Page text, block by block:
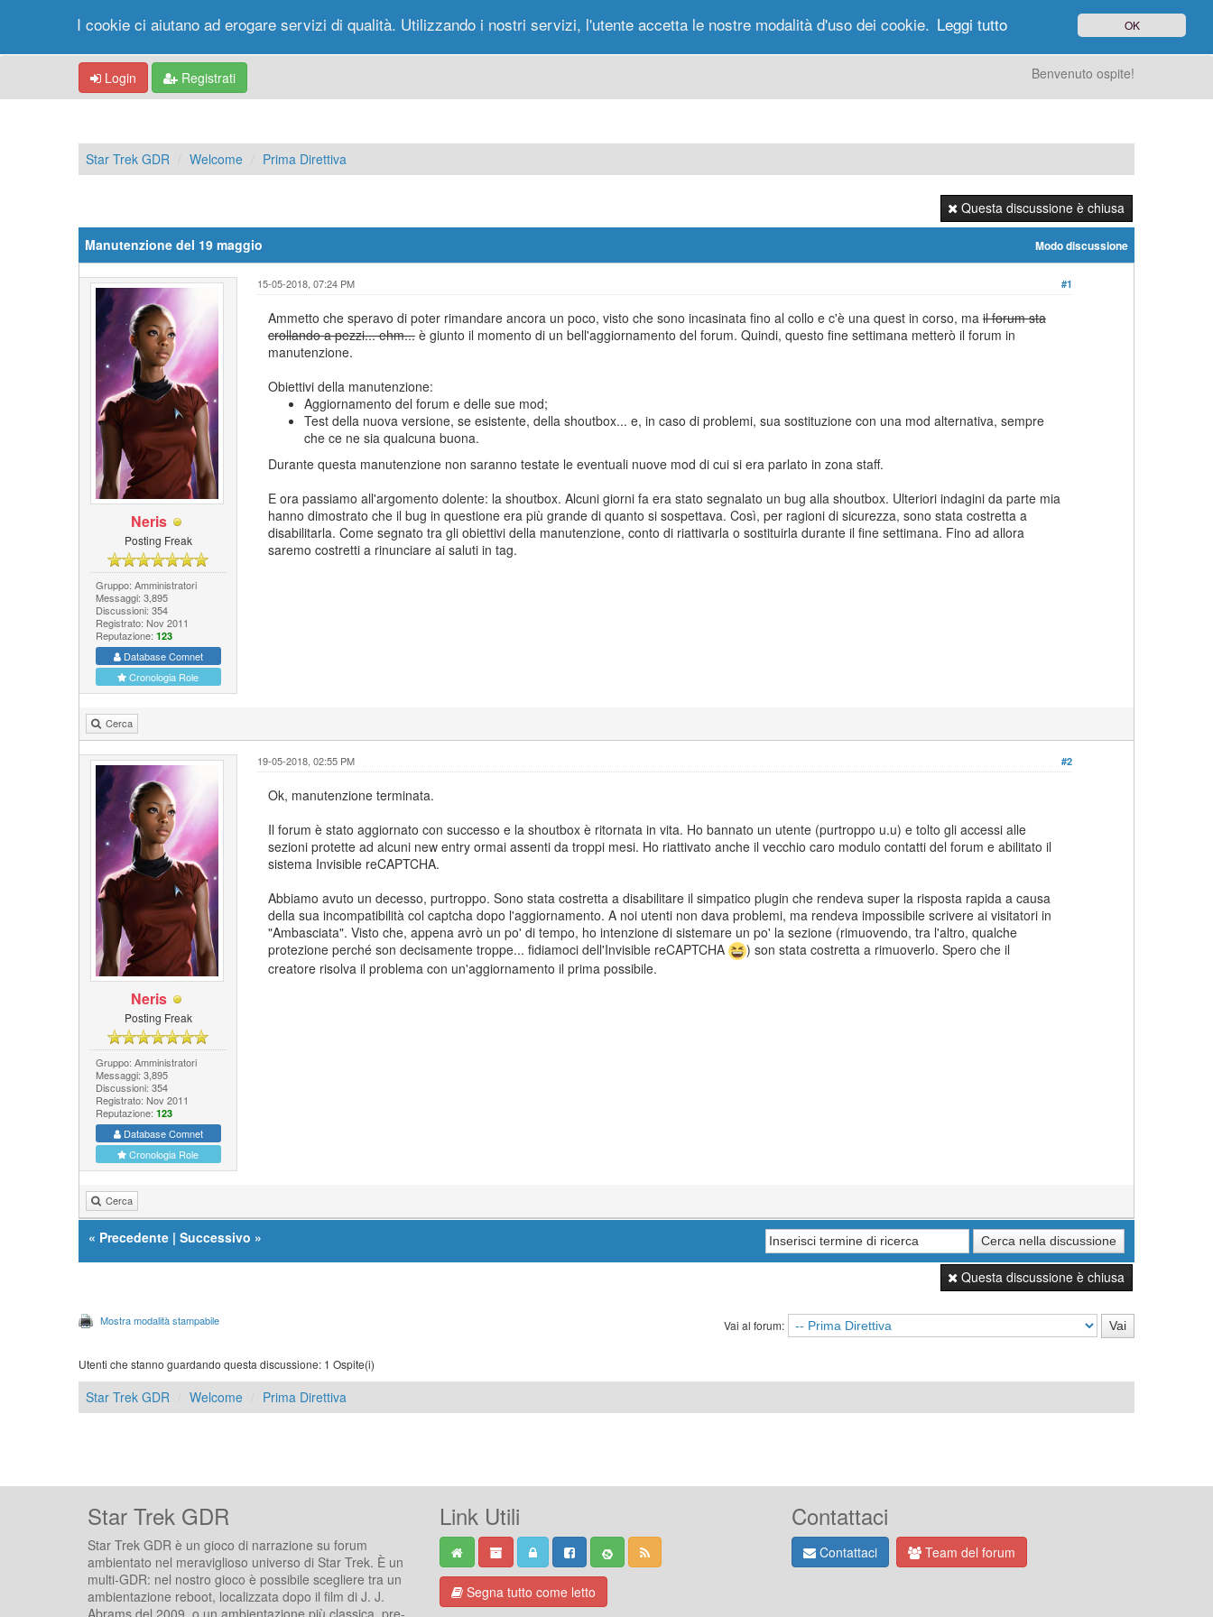
Portale Forum Nuovi Messaggi Messaggi di Oggi Ricerca Utenti
Login Registrati Benvenuto ospite!
Star Trek GDR Welcome Prima Direttiva
Questa discussione è chiusa
Modo discussione
Manutenzione del 19 maggio
Neris
Posting Freak
Gruppo: Amministratori
Messaggi: 3,895
Discussioni: 354
Registrato: Nov 2011
Reputazione: 123
Database Comnet
Cronologia Role
#1
15-05-2018, 07:24 PM
Ammetto che speravo di poter rimandare ancora un poco, visto che sono incasinata fino al collo e c'è una quest in corso, mail forum sta
crollando a pezzi... ehm...è giunto il momento di un bell'aggiornamento del forum. Quindi, questo fine settimana metterò il forum in
manutenzione.
Obiettivi della manutenzione:
Aggiornamento del forum e delle sue mod;
Test della nuova versione, se esistente, della shoutbox... e, in caso di problemi, sua sostituzione con una mod alternativa, sempre
che ce ne sia qualcuna buona.
Durante questa manutenzione non saranno testate le eventuali nuove mod di cui si era parlato in zona staff.
E ora passiamo all'argomento dolente: la shoutbox. Alcuni giorni fa era stato segnalato un bug alla shoutbox. Ulteriori indagini da parte mia
hanno dimostrato che il bug in questione era più grande di quanto si sospettava. Così, per ragioni di sicurezza, sono stata costretta a
disabilitarla. Come segnato tra gli obiettivi della manutenzione, conto di riattivarla o sostituirla durante il fine settimana. Fino ad allora
saremo costretti a rinunciare ai saluti in tag.
Cerca
Neris
Posting Freak
Gruppo: Amministratori
Messaggi: 3,895
Discussioni: 354
Registrato: Nov 2011
Reputazione: 123
Database Comnet
Cronologia Role
#2
19-05-2018, 02:55 PM
Ok, manutenzione terminata.
Il forum è stato aggiornato con successo e la shoutbox è ritornata in vita. Ho bannato un utente (purtroppo u.u) e tolto gli accessi alle
sezioni protette ad alcuni new entry ormai assenti da troppi mesi. Ho riattivato anche il vecchio caro modulo contatti del forum e abilitato il
sistema Invisible reCAPTCHA.
Abbiamo avuto un decesso, purtroppo. Sono stata costretta a disabilitare il simpatico plugin che rendeva super la risposta rapida a causa
della sua incompatibilità col captcha dopo l'aggiornamento. A noi utenti non dava problemi, ma rendeva impossibile scrivere ai visitatori in
"Ambasciata". Visto che, appena avrò un po' di tempo, ho intenzione di sistemare un po' la sezione (rimuovendo, tra l'altro, qualche
protezione perché son decisamente troppe... fidiamoci dell'Invisible reCAPTCHA
) son stata costretta a rimuoverlo. Spero che il
creatore risolva il problema con un'aggiornamento il prima possibile.
Cerca
« Precedente | Successivo »
Questa discussione è chiusa
Mostra modalità stampabile Vai al forum:
Utenti che stanno guardando questa discussione: 1 Ospite(i)
Star Trek GDR Welcome Prima Direttiva
Star Trek GDR
Star Trek GDR è un gioco di narrazione su forum
ambientato nel meraviglioso universo di Star Trek. È un
multi-GDR: nel nostro gioco è possibile scegliere tra un
ambientazione reboot, localizzata dopo il film di J. J.
Abrams del 2009, o un ambientazione più classica, pre-
Link Utili
Segna tutto come letto
Contattaci
Contattaci Team del forum
I cookie ci aiutano ad erogare servizi di qualità. Utilizzando i nostri servizi, l'utente accetta le nostre modalità d'uso dei cookie. Leggi tutto OK